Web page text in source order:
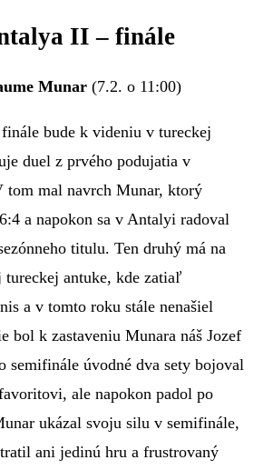
II – finále
Munar (7.2. o 11:00)
bude k videniu v tureckej
duel z prvého podujatia v
tom mal navrch Munar, ktorý
a napokon sa v Antalyi radoval
titulu. Ten druhý má na
tureckej antuke, kde zatiaľ
a v tomto roku stále nenašiel
bol k zastaveniu Munara náš Jozef
úvodné dva sety bojoval
ale napokon padol po
ukázal svoju silu v semifinále,
ani jedinú hru a frustrovaný